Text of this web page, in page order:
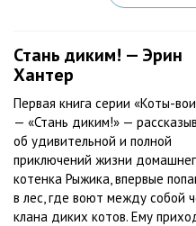
Стань диким! — Эрин
Хантер
Первая книга серии «Коты-
— «Стань диким!» —
об удивительной и полной
приключений жизни
котенка Рыжика, впервые
в лес, где воют между собой
клана диких котов. Ему